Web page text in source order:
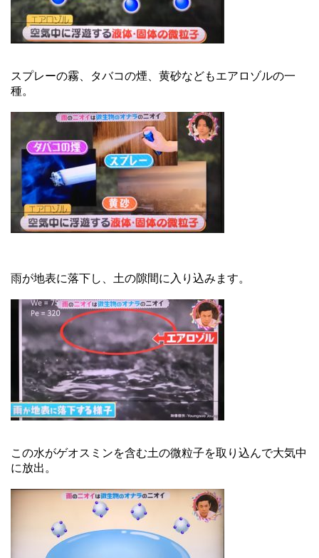
スプレーの霧、タバコの煙、黄砂などもエアロゾルの一
種。
雨が地表に落下し、土の隙間に入り込みます。
この水がゲオスミンを含む土の微粒子を取り込んで大気中
に放出。